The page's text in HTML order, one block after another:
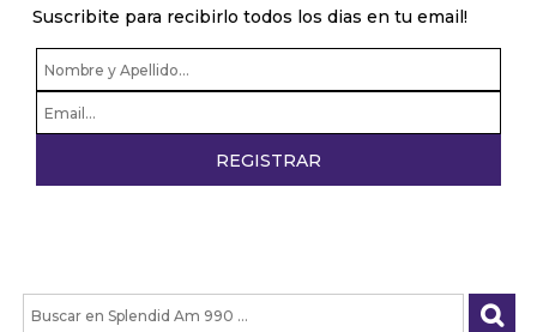
Suscribite para recibirlo todos los dias en tu email!